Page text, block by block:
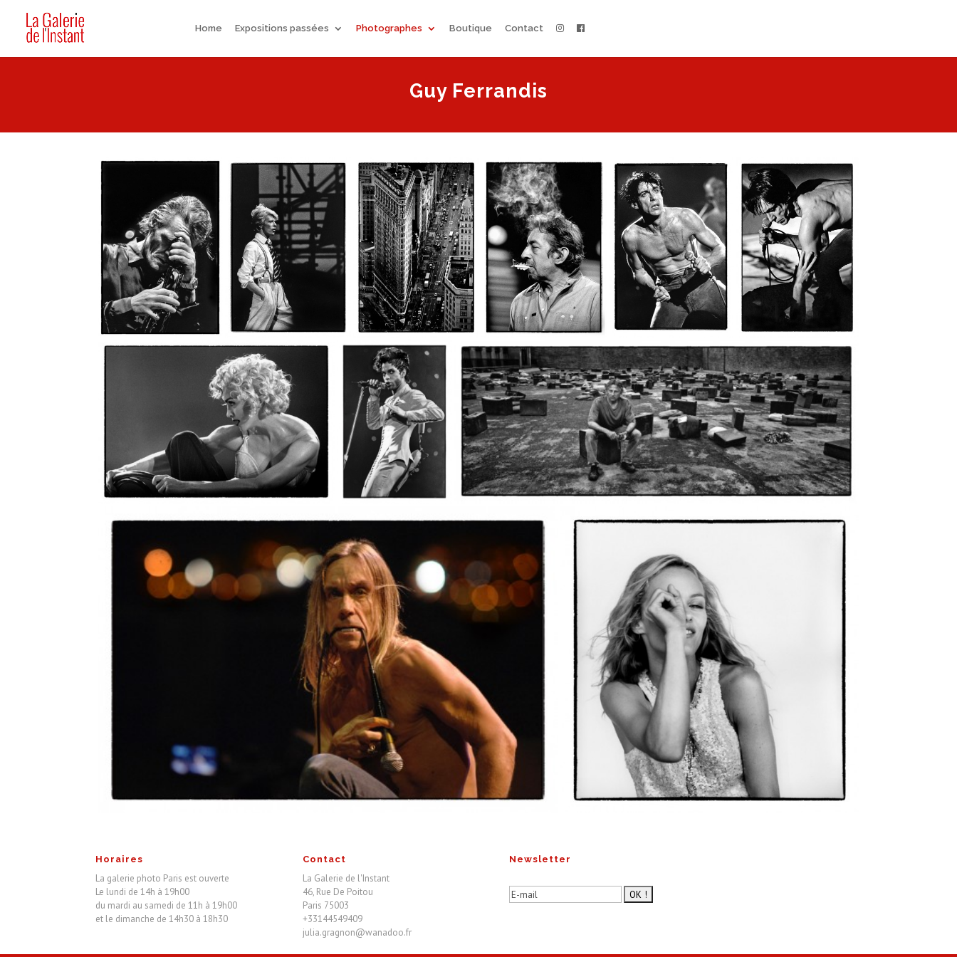
Home Expositions passées Photographes Boutique Contact
Guy Ferrandis
Horaires
La galerie photo Paris est ouverte
Le lundi de 14h à 19h00
du mardi au samedi de 11h à 19h00
et le dimanche de 14h30 à 18h30
Contact
La Galerie de l'Instant
46, Rue De Poitou
Paris 75003
+33144549409
julia.gragnon@wanadoo.fr
Newsletter